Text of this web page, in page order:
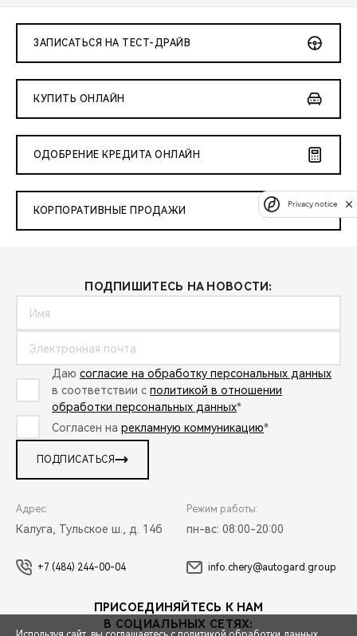
ЗАПИСАТЬСЯ НА ТЕСТ-ДРАЙВ
КУПИТЬ ОНЛАЙН
ОДОБРЕНИЕ КРЕДИТА ОНЛАЙН
КОРПОРАТИВНЫЕ ПРОДАЖИ
ПОДПИШИТЕСЬ НА НОВОСТИ:
Даю согласие на обработку персональных данных
в соответствии с политикой в отношении
обработки персональных данных*
Согласен на рекламную коммуникацию*
ПОДПИСАТЬСЯ
Адрес:
Калуга, Тульское ш., д. 14б
Режим работы:
пн-вс: 08:00-20:00
+7 (484) 244-00-04 info.chery@autogard.group
ПРИСОЕДИНЯЙТЕСЬ К НАМ
В СОЦИАЛЬНЫХ СЕТЯХ:
Privacy notice